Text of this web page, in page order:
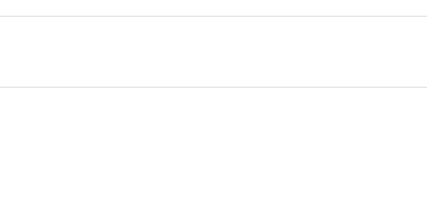
Вадим
Исмаил